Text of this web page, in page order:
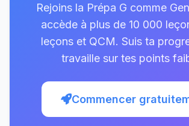
Rejoins la Prépa G comme
accède à plus de 10 000
leçons et QCM. Suis ta
travaille sur tes points
Commencer